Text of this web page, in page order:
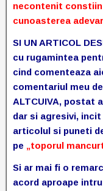
necontenit
cunoasterea
SI UN ARTICOL
cu rugamintea
cind comenteaza
comentariul meu
ALTCUIVA, postat
dar si agresivi,
articolul si puneti
pe „toporul
Si ar mai fi o
acord aproape